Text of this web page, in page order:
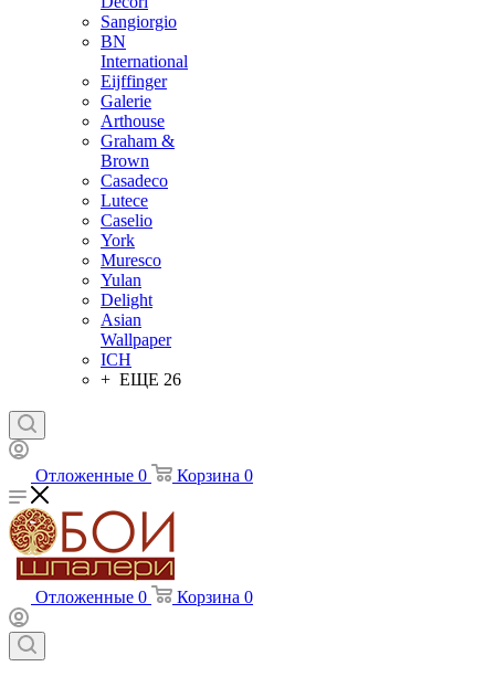
Sangiorgio
BN
International
Eijffinger
Galerie
Arthouse
Graham &
Brown
Casadeco
Lutece
Caselio
York
Muresco
Yulan
Delight
Asian
Wallpaper
ICH
+ ЕЩЕ 26
Отложенные 0 Корзина 0
Отложенные 0 Корзина 0